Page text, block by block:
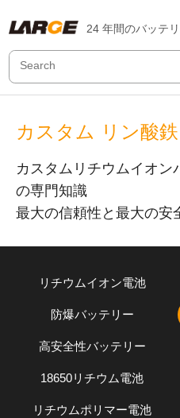
24 年間のバッテ
カスタム リン酸
カスタムリチウムイオン
の専門知識
最大の信頼性と最大の安
リチウムイオン電池
防爆バッテリー
高安全性バッテリー
18650リチウム電池
リチウムポリマー電池